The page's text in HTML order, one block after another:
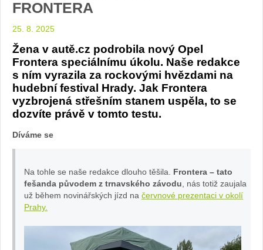
FRONTERA
25. 8. 2025
Žena v autě.cz podrobila nový Opel
Frontera speciálnímu úkolu. Naše redakce
s ním vyrazila za rockovými hvězdami na
hudební festival Hrady. Jak Frontera
vyzbrojená střešním stanem uspěla, to se
dozvíte právě v tomto testu.
Díváme se
Na tohle se naše redakce dlouho těšila. Frontera – tato
fešanda původem z trnavského závodu , nás totiž zaujala
už během novinářských jízd na červnové prezentaci v okolí
Prahy.